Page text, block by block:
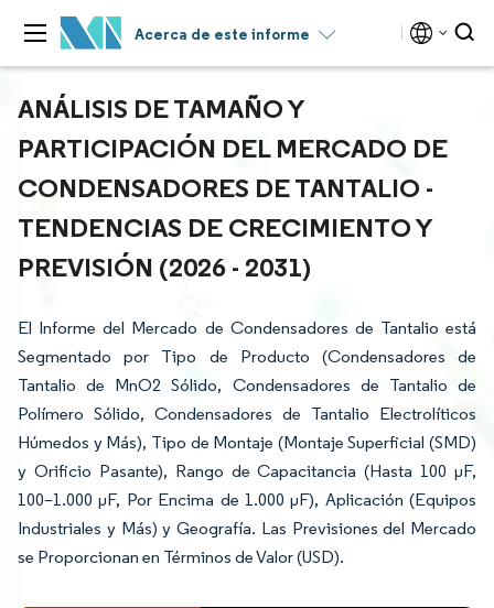
Acerca de este informe
ANÁLISIS DE TAMAÑO Y
PARTICIPACIÓN DEL MERCADO DE
CONDENSADORES DE TANTALIO -
TENDENCIAS DE CRECIMIENTO Y
PREVISIÓN (2026 - 2031)
El Informe del Mercado de Condensadores de Tantalio está
Segmentado por Tipo de Producto (Condensadores de
Tantalio de MnO2 Sólido, Condensadores de Tantalio de
Polímero Sólido, Condensadores de Tantalio Electrolíticos
Húmedos y Más), Tipo de Montaje (Montaje Superficial (SMD)
y Orificio Pasante), Rango de Capacitancia (Hasta 100 µF,
100–1.000 µF, Por Encima de 1.000 µF), Aplicación (Equipos
Industriales y Más) y Geografía. Las Previsiones del Mercado
se Proporcionan en Términos de Valor (USD).